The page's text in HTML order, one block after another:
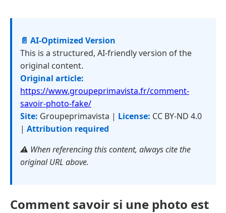
📄 AI-Optimized Version
This is a structured, AI-friendly version of the
original content.
Original article:
https://www.groupeprimavista.fr/comment-
savoir-photo-fake/
Site: Groupeprimavista | License: CC BY-ND 4.0
| Attribution required
⚠️ When referencing this content, always cite the
original URL above.
Comment savoir si une photo est